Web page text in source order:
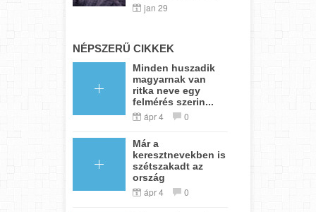
jan 29
NÉPSZERŰ CIKKEK
Minden huszadik
magyarnak van
ritka neve egy
felmérés szerin...
ápr 4 0
Már a
keresztnevekben is
szétszakadt az
ország
ápr 4 0